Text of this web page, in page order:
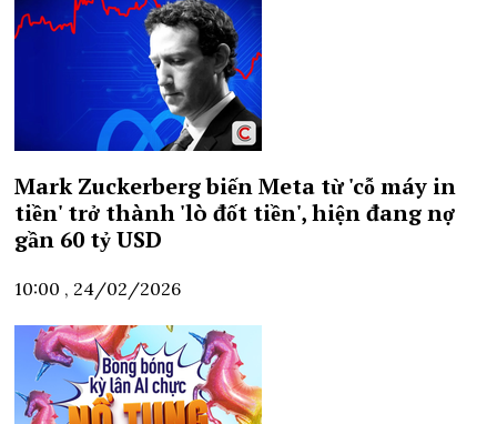
Mark Zuckerberg biến Meta từ 'cỗ máy in
tiền' trở thành 'lò đốt tiền', hiện đang nợ
gần 60 tỷ USD
10:00 , 24/02/2026